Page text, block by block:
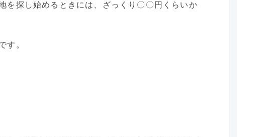
を探し始めるときには、ざっくり〇〇円くらいか
す。